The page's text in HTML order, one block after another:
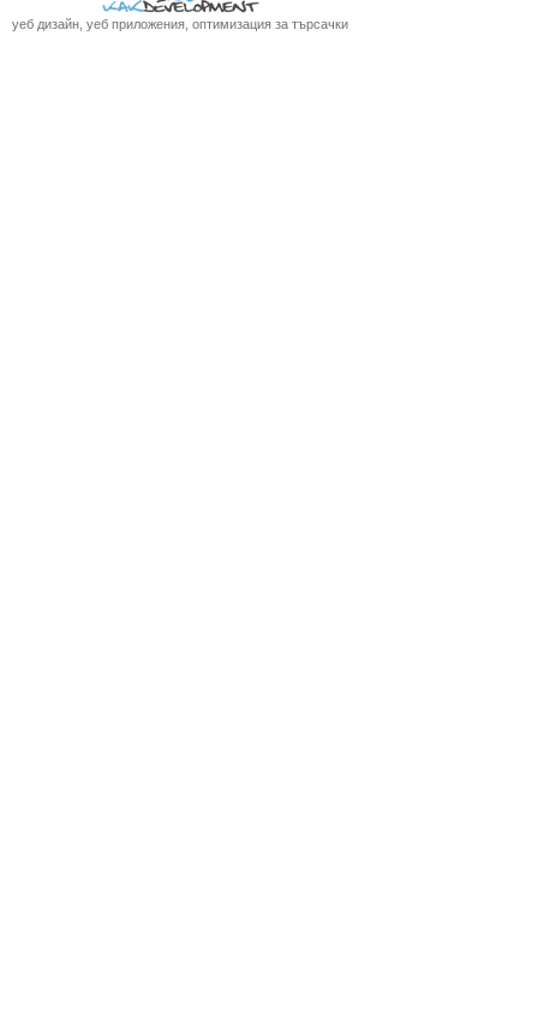
уеб дизайн, уеб приложения, оптимизация за търсачки